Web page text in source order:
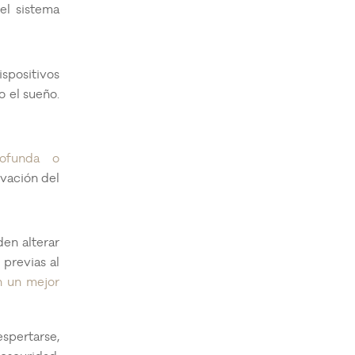
sistema
el sueño.
o
del
alterar
al
un mejor